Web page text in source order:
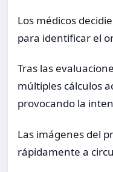
Los médicos
para identificar el
Tras las
múltiples cálculos
provocando la
Las imágenes del
rápidamente a